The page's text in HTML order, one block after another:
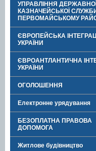
УПРАВЛІННЯ ДЕРЖАВНОЇ
КАЗНАЧЕЙСЬКОЇ
ПЕРВОМАЙСЬКОМУ
ЄВРОПЕЙСЬКА
УКРАЇНИ
ЄВРОАНТЛАНТИЧНА
УКРАЇНИ
ОГОЛОШЕННЯ
Електронне урядування
БЕЗОПЛАТНА ПРАВОВА
ДОПОМОГА
Житлове будівництво